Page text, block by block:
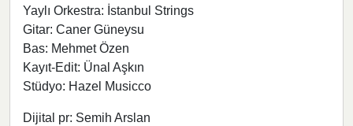
Yaylı Orkestra: İstanbul Strings
Gitar: Caner Güneysu
Bas: Mehmet Özen
Kayıt-Edit: Ünal Aşkın
Stüdyo: Hazel Musicco
Dijital pr: Semih Arslan